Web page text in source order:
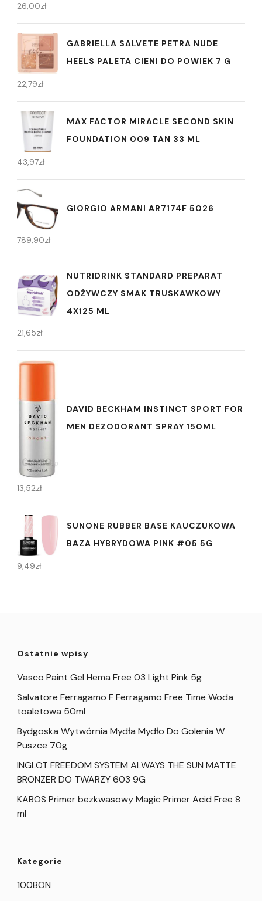
26,00zł
GABRIELLA SALVETE PETRA NUDE
HEELS PALETA CIENI DO POWIEK 7 G
22,79zł
MAX FACTOR MIRACLE SECOND SKIN
FOUNDATION 009 TAN 33 ML
43,97zł
GIORGIO ARMANI AR7174F 5026
789,90zł
NUTRIDRINK STANDARD PREPARAT
ODŻYWCZY SMAK TRUSKAWKOWY
4X125 ML
21,65zł
DAVID BECKHAM INSTINCT SPORT FOR
MEN DEZODORANT SPRAY 150ML
13,52zł
SUNONE RUBBER BASE KAUCZUKOWA
BAZA HYBRYDOWA PINK #05 5G
9,49zł
Ostatnie wpisy
Vasco Paint Gel Hema Free 03 Light Pink 5g
Salvatore Ferragamo F Ferragamo Free Time Woda
toaletowa 50ml
Bydgoska Wytwórnia Mydła Mydło Do Golenia W
Puszce 70g
INGLOT FREEDOM SYSTEM ALWAYS THE SUN MATTE
BRONZER DO TWARZY 603 9G
KABOS Primer bezkwasowy Magic Primer Acid Free 8
ml
Kategorie
100BON